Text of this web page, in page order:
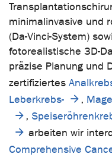
minimalinvasive und
(Da-Vinci-System)
fotorealistische 3D-
präzise Planung und
zertifiziertes
Leberkrebs-
,
,
arbeiten wir
Comprehensive